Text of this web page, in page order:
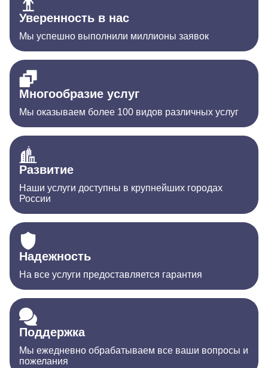
Уверенность в нас
Мы успешно выполнили миллионы заявок
Многообразие услуг
Мы оказываем более 100 видов различных услуг
Развитие
Наши услуги доступны в крупнейших городах
России
Надежность
На все услуги предоставляется гарантия
Поддержка
Мы ежедневно обрабатываем все ваши вопросы и
пожелания